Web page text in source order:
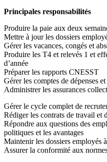
Principales responsabilités
Produire la paie aux deux
Mettre à jour les dossiers
Gérer les vacances, congés et
Produire les T4 et relevés 1 et
d’année
Préparer les rapports CNESST
Gérer les comptes de dépenses
Administrer les assurances
Gérer le cycle complet de
Rédiger les contrats de travail et
Répondre aux questions des
politiques et les avantages
Maintenir les dossiers employés
Assurer la conformité aux